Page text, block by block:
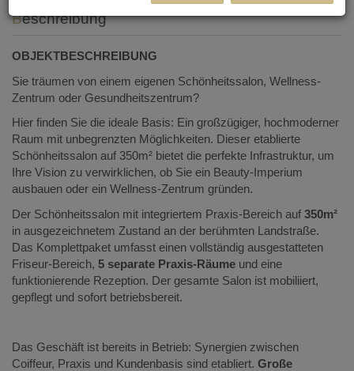
Beschreibung
OBJEKTBESCHREIBUNG
Sie träumen von einem eigenen Schönheitssalon, Wellness-
Zentrum oder Gesundheitszentrum?
Hier finden Sie die ideale Basis: Ein großzügiger, hochmoderner
Raum mit unbegrenzten Möglichkeiten. Dieser etablierte
Schönheitssalon auf 350m² bietet die perfekte Infrastruktur, um
Ihre Vision zu verwirklichen, ob Sie ein Beauty-Imperium
ausbauen oder ein Wellness-Zentrum gründen.
Der Schönheitssalon mit integriertem Praxis-Bereich auf 350m²
in ausgezeichnetem Zustand an der berühmten Landstraße.
Das Komplettpaket umfasst einen vollständig ausgestatteten
Friseur-Bereich, 5 separate Praxis-Räume und eine
funktionierende Rezeption. Der gesamte Salon ist mobiliiert,
gepflegt und sofort betriebsbereit.
Das Geschäft ist bereits in Betrieb: Synergien zwischen
Coiffeur, Praxis und Kundenbasis sind etabliert. Große